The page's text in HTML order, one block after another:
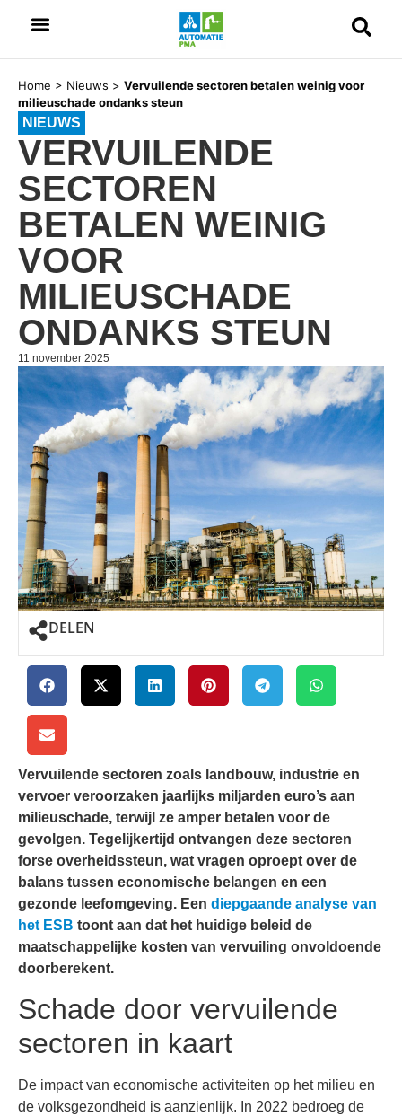
Home > Nieuws > Vervuilende sectoren betalen weinig voor
milieuschade ondanks steun
NIEUWS
VERVUILENDE
SECTOREN
BETALEN WEINIG
VOOR
MILIEUSCHADE
ONDANKS STEUN
11 november 2025
DELEN
Vervuilende sectoren zoals landbouw, industrie en
vervoer veroorzaken jaarlijks miljarden euro’s aan
milieuschade, terwijl ze amper betalen voor de
gevolgen. Tegelijkertijd ontvangen deze sectoren
forse overheidssteun, wat vragen oproept over de
balans tussen economische belangen en een
gezonde leefomgeving. Een diepgaande analyse van
het ESB toont aan dat het huidige beleid de
maatschappelijke kosten van vervuiling onvoldoende
doorberekent.
Schade door vervuilende
sectoren in kaart
De impact van economische activiteiten op het milieu en
de volksgezondheid is aanzienlijk. In 2022 bedroeg de